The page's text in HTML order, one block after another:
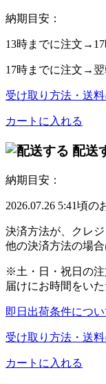
納期目安：
13時までに注文→
17時までに注文→
受け取り方法・送
カートに入れる
配送
納期目安：
2026.07.26 5:41頃の
決済方法が、クレ
他の決済方法の場合
※土・日・祝日の
届けにお時間をい
即日出荷条件につい
受け取り方法・送
カートに入れる